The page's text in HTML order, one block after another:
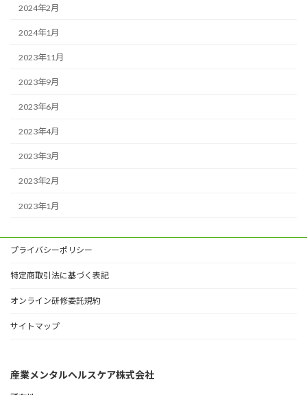
2024年2月
2024年1月
2023年11月
2023年9月
2023年6月
2023年4月
2023年3月
2023年2月
2023年1月
プライバシーポリシー
特定商取引法に基づく表記
オンライン研修委託規約
サイトマップ
産業メンタルヘルスケア株式会社